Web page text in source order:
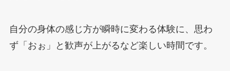
自分の身体の感じ方が瞬時に変わる体験に、思わ
ず「おぉ」と歓声が上がるなど楽しい時間です。